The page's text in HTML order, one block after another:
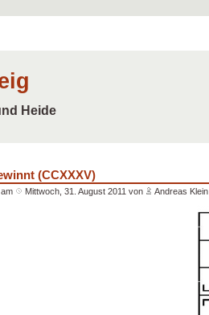
Heide
(CCXXXV)
Mittwoch, 31. August 2011 von Andreas Klein